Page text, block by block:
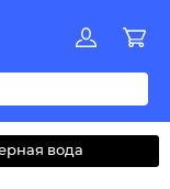
ДЗИМОКЛНПРСТУФ
вода